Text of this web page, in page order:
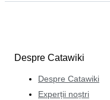
Despre Catawiki
Despre Catawiki
Experții noștri